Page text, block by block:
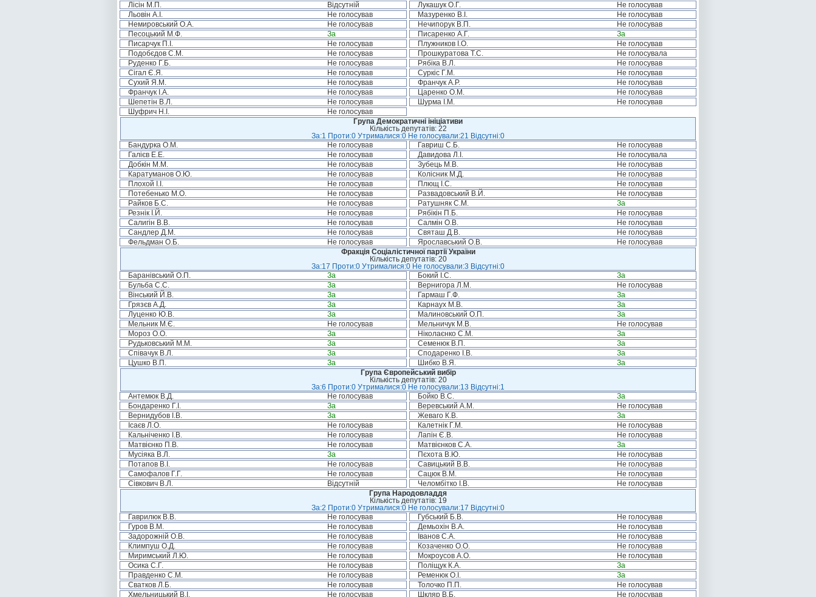
Лісін М.П.
Відсутній Лукашук О.Г.
Не голосував
Льовін А.І.
Не голосував Мазуренко В.І.
Не голосував
Немировський О.А.
Не голосував Нечипорук В.П.
Не голосував
Песоцький М.Ф.
За Писаренко А.Г.
За
Писарчук П.І.
Не голосував Плужников І.О.
Не голосував
Подобєдов С.М.
Не голосував Прошкуратова Т.С.
Не голосувала
Руденко Г.Б.
Не голосував Рябіка В.Л.
Не голосував
Сігал Є.Я.
Не голосував Суркіс Г.М.
Не голосував
Сухий Я.М.
Не голосував Франчук А.Р.
Не голосував
Франчук І.А.
Не голосував Царенко О.М.
Не голосував
Шепетін В.Л.
Не голосував Шурма І.М.
Не голосував
Шуфрич Н.І.
Не голосував
Група Демократичні ініціативи
Кількість депутатів: 22
За:1 Проти:0 Утрималися:0 Не голосували:21 Відсутні:0
Бандурка О.М.
Не голосував Гавриш С.Б.
Не голосував
Галієв Е.Е.
Не голосував Давидова Л.І.
Не голосувала
Добкін М.М.
Не голосував Зубець М.В.
Не голосував
Каратуманов О.Ю.
Не голосував Колісник М.Д.
Не голосував
Плохой І.І.
Не голосував Плющ І.С.
Не голосував
Потебенько М.О.
Не голосував Развадовський В.Й.
Не голосував
Райков Б.С.
Не голосував Ратушняк С.М.
За
Резнік І.Й.
Не голосував Рябікін П.Б.
Не голосував
Салигін В.В.
Не голосував Салмін О.В.
Не голосував
Сандлер Д.М.
Не голосував Святаш Д.В.
Не голосував
Фельдман О.Б.
Не голосував Ярославський О.В.
Не голосував
Фракція Соціалістичної партії України
Кількість депутатів: 20
За:17 Проти:0 Утрималися:0 Не голосували:3 Відсутні:0
Баранівський О.П.
За Бокий І.С.
За
Бульба С.С.
За Вернигора Л.М.
Не голосував
Вінський Й.В.
За Гармаш Г.Ф.
За
Грязєв А.Д.
За Карнаух М.В.
За
Луценко Ю.В.
За Малиновський О.П.
За
Мельник М.Є.
Не голосував Мельничук М.В.
Не голосував
Мороз О.О.
За Ніколаєнко С.М.
За
Рудьковський М.М.
За Семенюк В.П.
За
Співачук В.Л.
За Сподаренко І.В.
За
Цушко В.П.
За Шибко В.Я.
За
Група Європейський вибір
Кількість депутатів: 20
За:6 Проти:0 Утрималися:0 Не голосували:13 Відсутні:1
Антемюк В.Д.
Не голосував Бойко В.С.
За
Бондаренко Г.І.
За Веревський А.М.
Не голосував
Вернидубов І.В.
За Жеваго К.В.
За
Ісаєв Л.О.
Не голосував Калетнік Г.М.
Не голосував
Кальніченко І.В.
Не голосував Лапін Є.В.
Не голосував
Матвієнко П.В.
Не голосував Матвієнков С.А.
За
Мусіяка В.Л.
За Пєхота В.Ю.
Не голосував
Потапов В.І.
Не голосував Савицький В.В.
Не голосував
Самофалов Г.Г.
Не голосував Сацюк В.М.
Не голосував
Сівкович В.Л.
Відсутній Челомбітко І.В.
Не голосував
Група Народовладдя
Кількість депутатів: 19
За:2 Проти:0 Утрималися:0 Не голосували:17 Відсутні:0
Гаврилюк В.В.
Не голосував Губський Б.В.
Не голосував
Гуров В.М.
Не голосував Демьохін В.А.
Не голосував
Задорожній О.В.
Не голосував Іванов С.А.
Не голосував
Климпуш О.Д.
Не голосував Козаченко О.О.
Не голосував
Миримський Л.Ю.
Не голосував Мокроусов А.О.
Не голосував
Осика С.Г.
Не голосував Поліщук К.А.
За
Правденко С.М.
Не голосував Ременюк О.І.
За
Сватков Л.Б.
Не голосував Толочко П.П.
Не голосував
Хмельницький В.І.
Не голосував Шкляр В.Б. Не голосував